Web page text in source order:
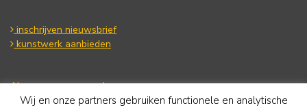
inschrijven nieuwsbrief
kunstwerk aanbieden
Algemene voorwaarden
Privacy statement
Wij en onze partners gebruiken functionele en analytische